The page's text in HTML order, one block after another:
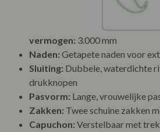
vermogen: 3.000 mm
Naden: Getapete naden voor
Sluiting: Dubbele, waterdichte
drukknopen
Pasvorm: Lange, vrouwelijke
Zakken: Twee schuine zakken
Capuchon: Verstelbaar met